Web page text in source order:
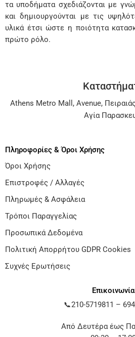
τα υποδήματα σχεδιάζονται με
και δημιουργούνται με τις
υλικά έτσι ώστε η ποιότητα
πρώτο ρόλο.
Athens Metro Mall , Avenue,
Αγία
Πληροφορίες & Όροι Χρήσης
Όροι Χρήσης
Επιστροφές / Αλλαγές
Πληρωμές & Ασφάλεια
Τρόποι Παραγγελίας
Προσωπικά Δεδομένα
Πολιτική Απορρήτου GDPR Cookies
Συχνές Ερωτήσεις
Επικοινωνία
📞210-5719811 –
Από Δευτέρα έως